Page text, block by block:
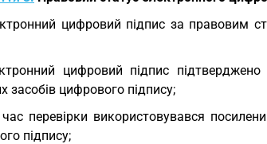
цифровий підпис за правовим
цифровий підпис
засобів цифрового підпису;
час перевірки використовувався
підпису;